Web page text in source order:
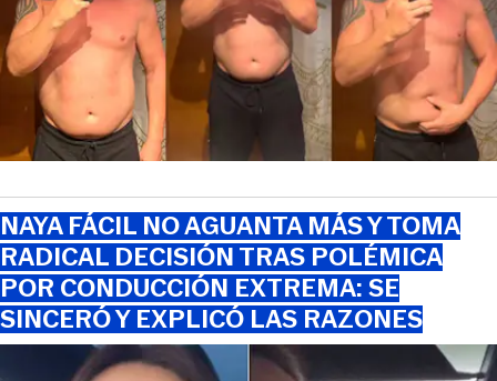
NAYA FÁCIL NO AGUANTA MÁS Y TOMA
RADICAL DECISIÓN TRAS POLÉMICA
POR CONDUCCIÓN EXTREMA: SE
SINCERÓ Y EXPLICÓ LAS RAZONES